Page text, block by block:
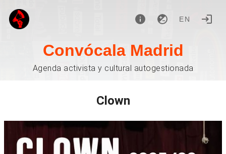
EN
Convócala Madrid
Agenda activista y cultural autogestionada
Clown